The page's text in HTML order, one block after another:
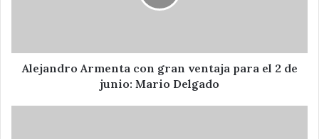
de
junio:
Alejandro Armenta con gran ventaja para el 2 de
junio: Mario Delgado